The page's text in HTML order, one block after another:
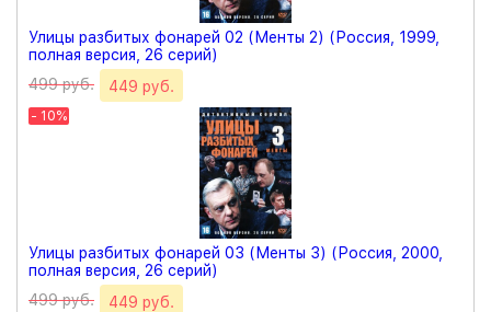
Улицы разбитых фонарей 02 (Менты 2) (Россия, 1999,
полная версия, 26 серий)
499 руб.
449 руб.
- 10%
Улицы разбитых фонарей 03 (Менты 3) (Россия, 2000,
полная версия, 26 серий)
499 руб.
449 руб.